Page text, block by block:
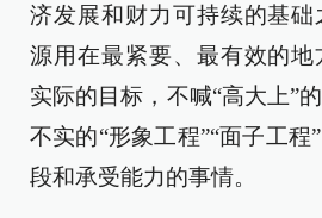
济发展和财力可持续的基
源用在最紧要、最有效的地
实际的目标，不喊“高大上”
不实的“形象工程”“面子工程
段和承受能力的事情。